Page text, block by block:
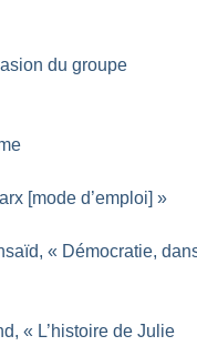
du groupe
[mode d’emploi] »
« Démocratie,
« L’histoire de Julie